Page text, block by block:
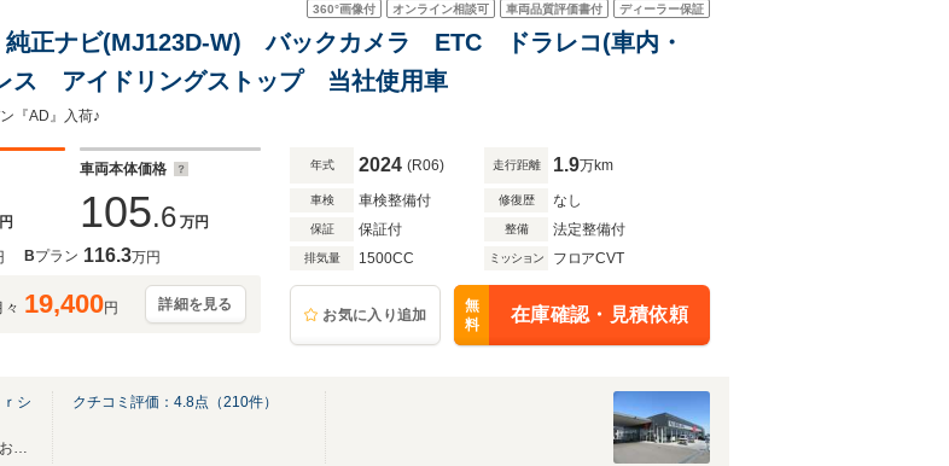
360°画像付 オンライン相談可 車両品質評価書付 ディーラー保証
純正ナビ(MJ123D-W) バックカメラ ETC ドラレコ(車内・
アイドリングストップ 当社使用車
『AD』入荷♪
車両本体価格
105.6 万円
Bプラン 116.3万円
々 19,400円 詳細を見る
年式 2024 (R06) 走行距離 1.9万km
車検 車検整備付 修復歴 なし
保証 保証付 整備 法定整備付
排気量 1500CC ミッション フロアCVT
お気に入り追加
無
料
在庫確認・見積依頼
シ
★安心と信頼の「高品質車」がズラリと取り揃えております★ ◆サービス工場併設◇
クチコミ評価： 4.8点（210件）